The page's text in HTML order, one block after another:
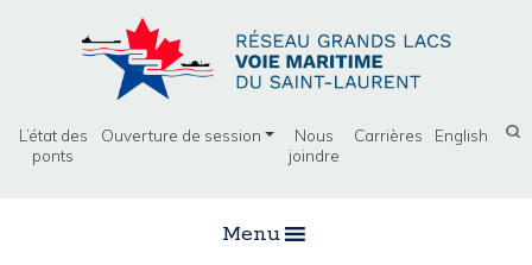
L’état des
ponts
Ouverture de session
Nous
joindre
Carrières English
Menu